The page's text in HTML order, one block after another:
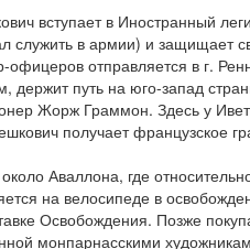
вступает в Иностранный
служить в армии) и защищает
офицеров отправляется в г.
держит путь на юго-запад
Жорж Граммон. Здесь у
получает французское
Аваллона, где
на велосипеде в
Освобождения. Позже
монпарнасскими